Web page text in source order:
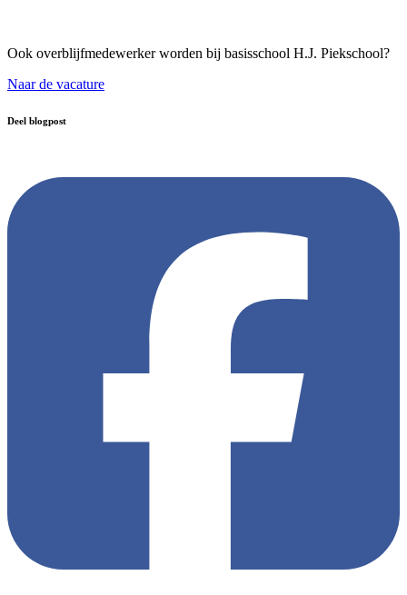
Ook overblijfmedewerker worden bij basisschool H.J. Piekschool?
Naar de vacature
Deel blogpost